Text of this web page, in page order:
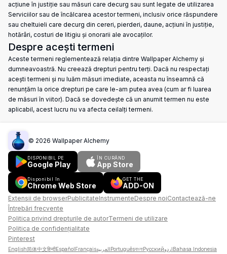
acțiune în justiție sau măsuri care decurg sau sunt legate de utilizarea
Serviciilor sau de încălcarea acestor termeni, inclusiv orice răspundere
sau cheltuieli care decurg din cereri, pierderi, daune, acțiuni în justiție,
hotărâri, costuri de litigiu și onorarii ale avocaților.
Despre acești termeni
Aceste termeni reglementează relația dintre Wallpaper Alchemy și
dumneavoastră. Nu creează drepturi pentru terți. Dacă nu respectați
acești termeni și nu luăm măsuri imediate, aceasta nu înseamnă că
renunțăm la orice drepturi pe care le-am putea avea (cum ar fi luarea
de măsuri în viitor). Dacă se dovedește că un anumit termen nu este
aplicabil, acest lucru nu va afecta ceilalți termeni.
© 2026 Wallpaper Alchemy
DISPONIBIL PE
Google Play
ÎN CURÂND
App Store
Disponibil în
Chrome Web Store
GET THE
ADD-ON
Extensii de browserPublicitateInstrumenteDespre noiContactează-ne
Întrebări frecvente
Politica privind drepturile de autorTermeni de utilizare
Politica de confidențialitate
Pinterest
English简体中文हिन्दीEspañolFrançaisالعربيةPortuguêsবাংলাРусскийاردوBahasa Indonesia